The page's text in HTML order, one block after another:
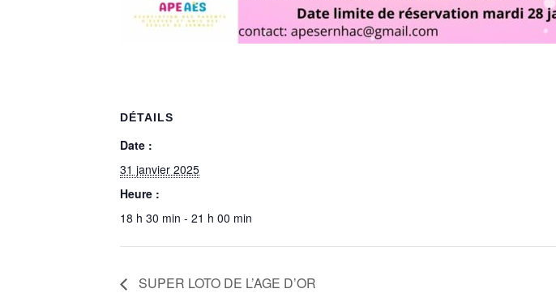
DÉTAILS
Date :
31 janvier 2025
Heure :
18 h 30 min - 21 h 00 min
SUPER LOTO DE L’AGE D’OR